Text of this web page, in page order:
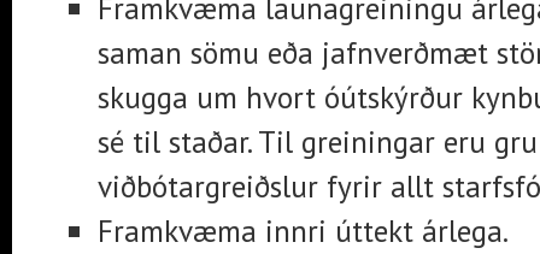
saman sömu eða jafnverðmæt
skugga um hvort óútskýrður
sé til staðar. Til greiningar eru
viðbótargreiðslur fyrir allt
Framkvæma innri úttekt árlega.